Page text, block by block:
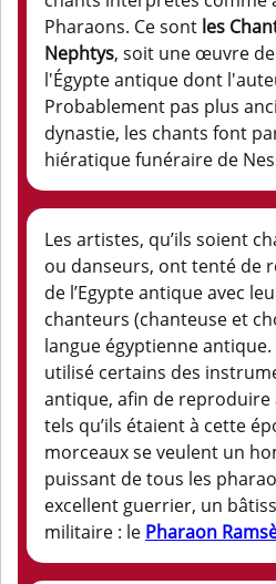
Pharaons. Ce sont les
Nephtys, soit une œuvre
l'Égypte antique dont
Probablement pas plus
dynastie, les chants font
hiératique funéraire de
Les artistes, qu’ils soient
ou danseurs, ont tenté de
de l’Egypte antique avec
chanteurs (chanteuse et
langue égyptienne
utilisé certains des
antique, afin de reproduire
tels qu’ils étaient à cette
morceaux se veulent un
puissant de tous les
excellent guerrier, un
militaire : le Pharaon